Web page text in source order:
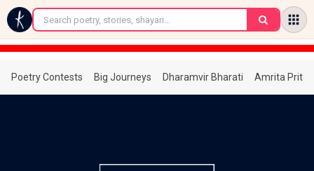
←
Poetry Contests Big Journeys Dharamvir Bharati Amrita